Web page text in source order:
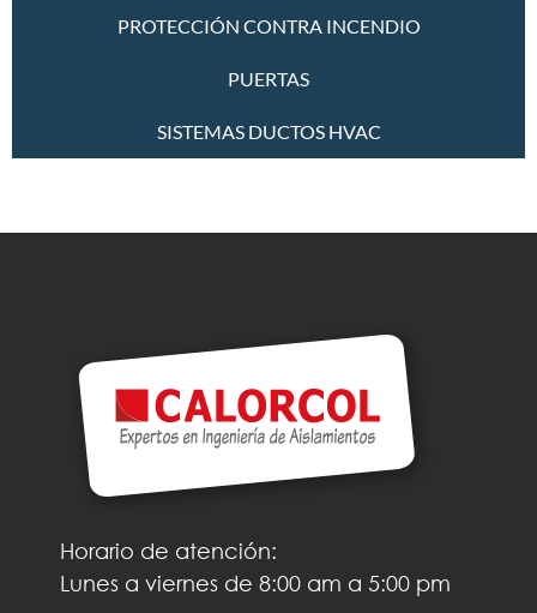
PROTECCIÓN CONTRA INCENDIO
PUERTAS
SISTEMAS DUCTOS HVAC
Horario de atención:
Lunes a viernes de 8:00 am a 5:00 pm